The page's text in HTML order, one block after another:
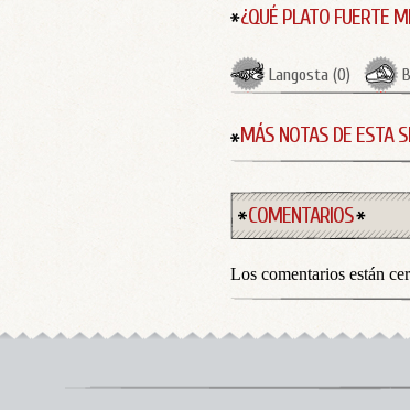
¿QUÉ PLATO FUERTE
Langosta (0)
MÁS NOTAS DE ESTA
COMENTARIOS
Los comentarios están